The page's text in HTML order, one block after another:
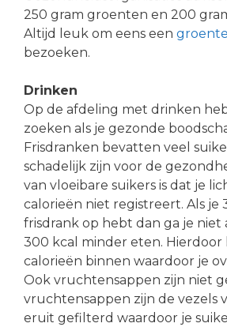
250 gram groenten en 200
Altijd leuk om eens een
bezoeken.
Drinken
Op de afdeling met drinken
zoeken als je gezonde
Frisdranken bevatten veel
schadelijk zijn voor de
van vloeibare suikers is dat je
calorieën niet registreert. Als je
frisdrank op hebt dan ga je niet
300 kcal minder eten. Hierdoor
calorieën binnen waardoor je
Ook vruchtensappen zijn niet
vruchtensappen zijn de vezels
eruit gefilterd waardoor je